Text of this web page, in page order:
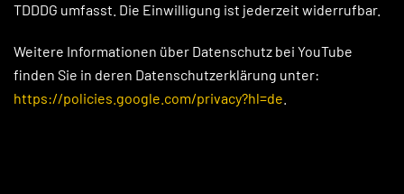
TDDDG umfasst. Die Einwilligung ist jederzeit widerrufbar.
Weitere Informationen über Datenschutz bei YouTube
finden Sie in deren Datenschutzerklärung unter:
https://policies.google.com/privacy?hl=de